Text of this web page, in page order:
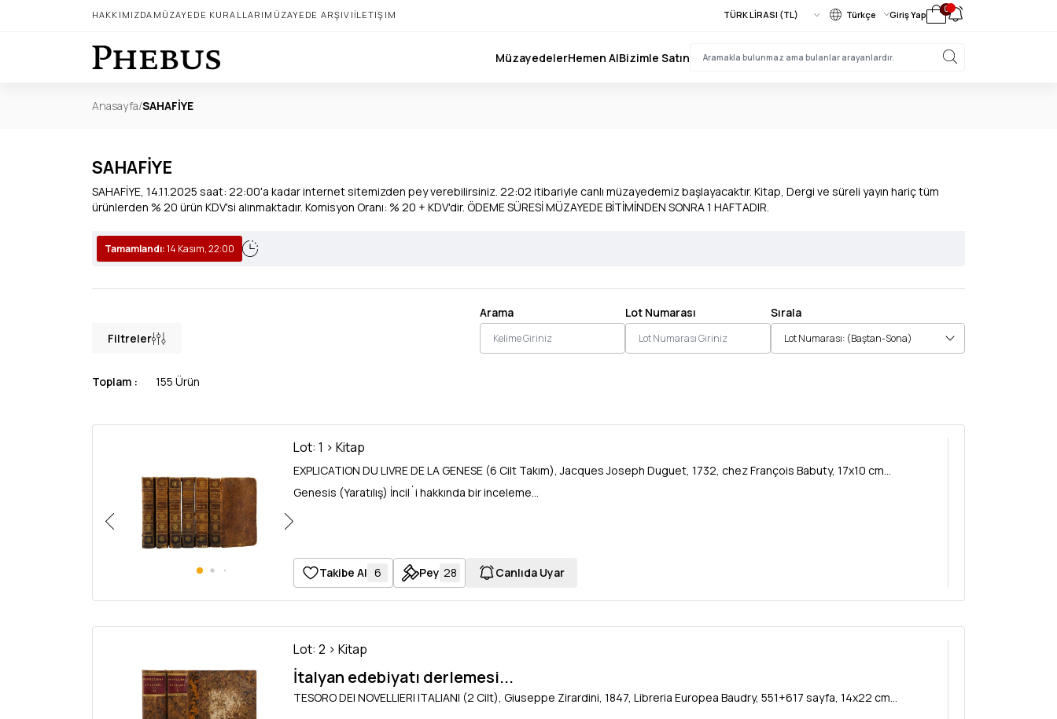
HAKKIMIZDA MÜZAYEDE KURALLARI MÜZAYEDE ARŞIVIİLETIŞIM Türkçe Giriş Yap 0
MüzayedelerHemen AlBizimle Satın
Anasayfa/SAHAFİYE
SAHAFİYE
SAHAFİYE, 14.11.2025 saat: 22:00'a kadar internet sitemizden pey verebilirsiniz. 22:02 itibariyle canlı müzayedemiz başlayacaktır. Kitap, Dergi ve süreli yayın hariç tüm
ürünlerden % 20 ürün KDV'si alınmaktadır. Komisyon Oranı: % 20 + KDV'dir. ÖDEME SÜRESİ MÜZAYEDE BİTİMİNDEN SONRA 1 HAFTADIR.
Tamamlandı:14 Kasım, 22:00
Filtreler
Arama Lot Numarası Sırala
Toplam : 155 Ürün
Lot: 1 > Kitap
EXPLICATION DU LIVRE DE LA GENESE (6 Cilt Takım), Jacques Joseph Duguet, 1732, chez François Babuty, 17x10 cm...
Genesis (Yaratılış) İncil´i hakkında bir inceleme...
Takibe Al 6 Pey 28 Canlıda Uyar
Lot: 2 > Kitap
İtalyan edebiyatı derlemesi...
TESORO DEI NOVELLIERI ITALIANI (2 Cilt), Giuseppe Zirardini, 1847, Libreria Europea Baudry, 551+617 sayfa, 14x22 cm...